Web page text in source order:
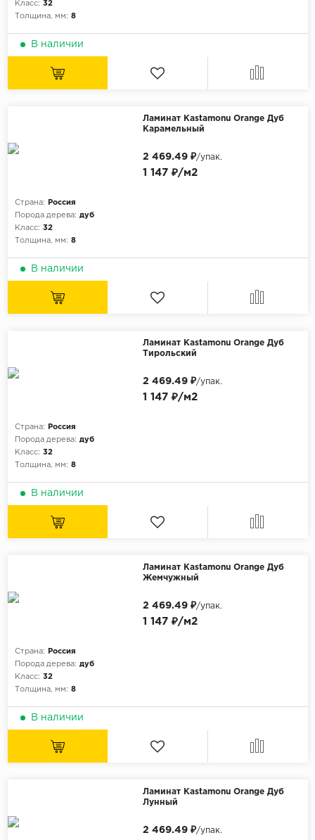
Класс: 32
Толщина, мм: 8
В наличии
Ламинат Kastamonu Orange Дуб
Карамельный
Страна:
Россия
Порода дерева: дуб
Класс: 32
Толщина, мм: 8
1 147 ₽/м2
2 469.49 ₽/упак.
В наличии
Ламинат Kastamonu Orange Дуб
Тирольский
Страна:
Россия
Порода дерева: дуб
Класс: 32
Толщина, мм: 8
1 147 ₽/м2
2 469.49 ₽/упак.
В наличии
Ламинат Kastamonu Orange Дуб
Жемчужный
Страна:
Россия
Порода дерева: дуб
Класс: 32
Толщина, мм: 8
1 147 ₽/м2
2 469.49 ₽/упак.
В наличии
Ламинат Kastamonu Orange Дуб
Лунный
2 469.49 ₽/упак.